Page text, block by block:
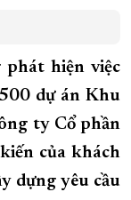
TỈNH KHÁNH HÒA
TRỰC THUỘC
phát hiện việc
dự án Khu
ty Cổ phần
của khách
dựng yêu cầu